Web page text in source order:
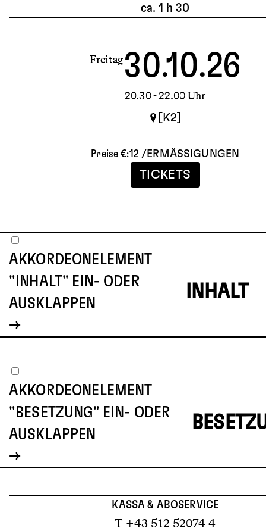
ca. 1 h 30
Freitag30.10.26
20.30- 22.00 Uhr
[K2]
Preise €:12 / ERMÄSSIGUNGEN
TICKETS
INHALT
AKKORDEONELEMENT
"INHALT" EIN- ODER
AUSKLAPPEN
AKKORDEONELEMENT
"BESETZUNG" EIN- ODER
AUSKLAPPEN
KASSA & ABOSERVICE
T +43 512 52074 4